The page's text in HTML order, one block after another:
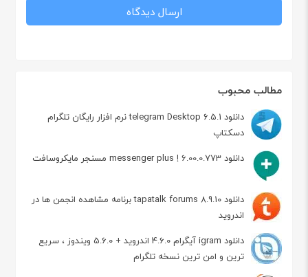
مطالب محبوب
دانلود telegram Desktop 6.5.1 نرم افزار رایگان تلگرام
دسکتاپ
دانلود messenger plus ! 6.00.0.773 مسنجر مایکروسافت
دانلود tapatalk forums 8.9.10 برنامه مشاهده انجمن ها در
اندروید
دانلود igram آیگرام 4.6.0 اندروید + 5.6.0 ویندوز ، سریع
ترین و امن ترین نسخه تلگرام